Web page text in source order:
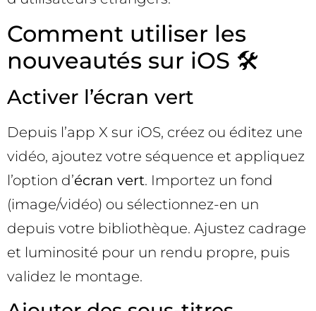
Comment utiliser les
nouveautés sur iOS 🛠️
Activer l’écran vert
Depuis l’app X sur iOS, créez ou éditez une
vidéo, ajoutez votre séquence et appliquez
l’option d’écran vert. Importez un fond
(image/vidéo) ou sélectionnez-en un
depuis votre bibliothèque. Ajustez cadrage
et luminosité pour un rendu propre, puis
validez le montage.